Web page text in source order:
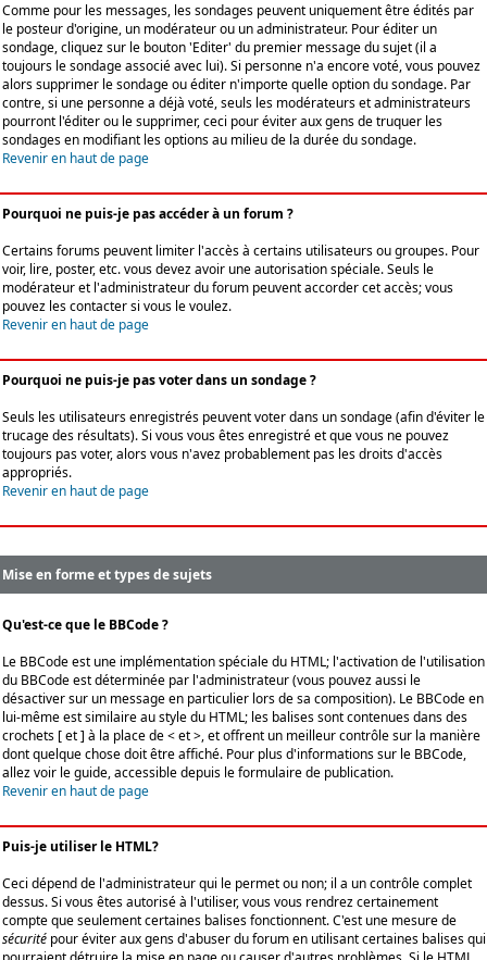
Comme pour les messages, les sondages peuvent uniquement être édités par
le posteur d'origine, un modérateur ou un administrateur. Pour éditer un
sondage, cliquez sur le bouton 'Editer' du premier message du sujet (il a
toujours le sondage associé avec lui). Si personne n'a encore voté, vous pouvez
alors supprimer le sondage ou éditer n'importe quelle option du sondage. Par
contre, si une personne a déjà voté, seuls les modérateurs et administrateurs
pourront l'éditer ou le supprimer, ceci pour éviter aux gens de truquer les
sondages en modifiant les options au milieu de la durée du sondage.
Revenir en haut de page
Pourquoi ne puis-je pas accéder à un forum ?
Certains forums peuvent limiter l'accès à certains utilisateurs ou groupes. Pour
voir, lire, poster, etc. vous devez avoir une autorisation spéciale. Seuls le
modérateur et l'administrateur du forum peuvent accorder cet accès; vous
pouvez les contacter si vous le voulez.
Revenir en haut de page
Pourquoi ne puis-je pas voter dans un sondage ?
Seuls les utilisateurs enregistrés peuvent voter dans un sondage (afin d'éviter le
trucage des résultats). Si vous vous êtes enregistré et que vous ne pouvez
toujours pas voter, alors vous n'avez probablement pas les droits d'accès
appropriés.
Revenir en haut de page
Mise en forme et types de sujets
Qu'est-ce que le BBCode ?
Le BBCode est une implémentation spéciale du HTML; l'activation de l'utilisation
du BBCode est déterminée par l'administrateur (vous pouvez aussi le
désactiver sur un message en particulier lors de sa composition). Le BBCode en
lui-même est similaire au style du HTML; les balises sont contenues dans des
crochets [ et ] à la place de < et >, et offrent un meilleur contrôle sur la manière
dont quelque chose doit être affiché. Pour plus d'informations sur le BBCode,
allez voir le guide, accessible depuis le formulaire de publication.
Revenir en haut de page
Puis-je utiliser le HTML?
Ceci dépend de l'administrateur qui le permet ou non; il a un contrôle complet
dessus. Si vous êtes autorisé à l'utiliser, vous vous rendrez certainement
compte que seulement certaines balises fonctionnent. C'est une mesure de
sécurité pour éviter aux gens d'abuser du forum en utilisant certaines balises qui